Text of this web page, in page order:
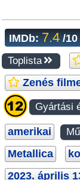
IMDb: 7.4 /10
Toplista
Zenés
Gyártási
amerikai
Metallica
2023. április